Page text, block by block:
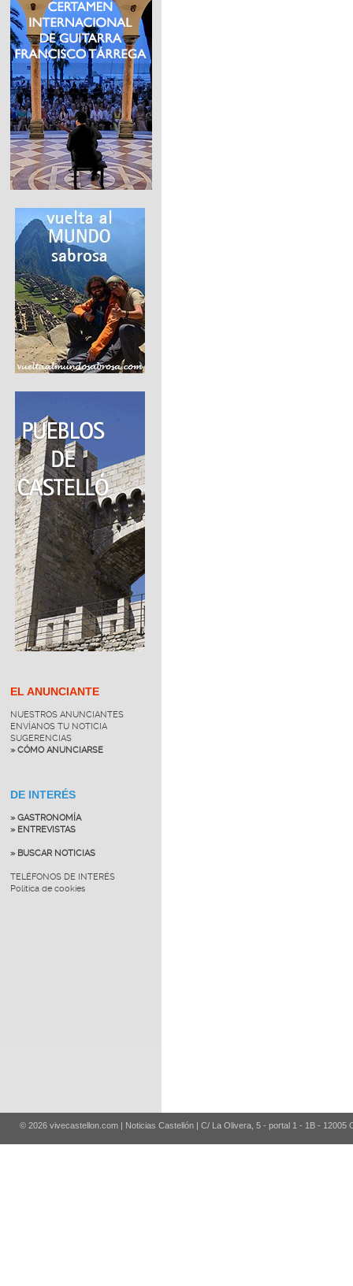
EL ANUNCIANTE
NUESTROS ANUNCIANTES
ENVÍANOS TU NOTICIA
SUGERENCIAS
» CÓMO ANUNCIARSE
DE INTERÉS
» GASTRONOMÍA
» ENTREVISTAS
» BUSCAR NOTICIAS
TELÉFONOS DE INTERÉS
Política de cookies
© 2026 vivecastellon.com | Noticias Castellón | C/ La Olivera, 5 - portal 1 - 1B - 12005